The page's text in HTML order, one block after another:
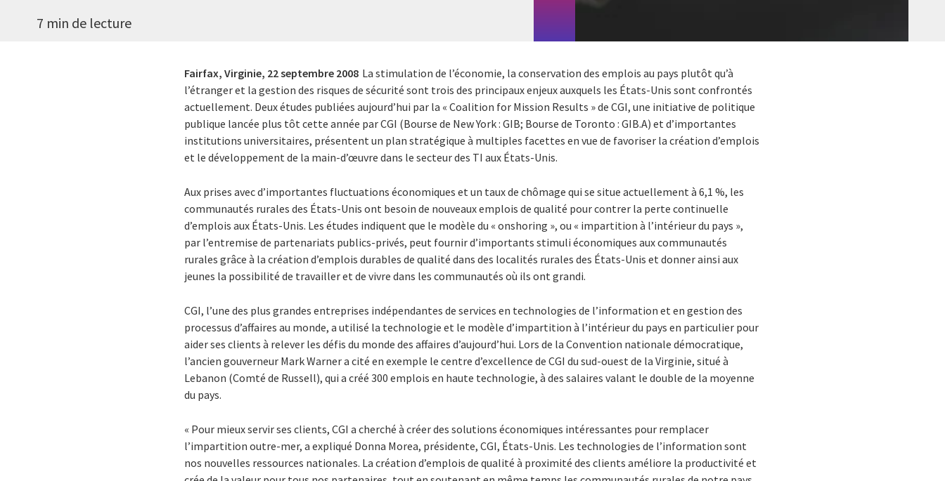
7 min de lecture
Fairfax, Virginie, 22 septembre 2008 La stimulation de l’économie, la conservation des emplois au pays plutôt qu’à
l’étranger et la gestion des risques de sécurité sont trois des principaux enjeux auxquels les États-Unis sont confrontés
actuellement. Deux études publiées aujourd’hui par la « Coalition for Mission Results » de CGI, une initiative de politique
publique lancée plus tôt cette année par CGI (Bourse de New York : GIB; Bourse de Toronto : GIB.A) et d’importantes
institutions universitaires, présentent un plan stratégique à multiples facettes en vue de favoriser la création d’emplois
et le développement de la main-d’œuvre dans le secteur des TI aux États-Unis.
Aux prises avec d’importantes fluctuations économiques et un taux de chômage qui se situe actuellement à 6,1 %, les
communautés rurales des États-Unis ont besoin de nouveaux emplois de qualité pour contrer la perte continuelle
d’emplois aux États-Unis. Les études indiquent que le modèle du « onshoring », ou « impartition à l’intérieur du pays »,
par l’entremise de partenariats publics-privés, peut fournir d’importants stimuli économiques aux communautés
rurales grâce à la création d’emplois durables de qualité dans des localités rurales des États-Unis et donner ainsi aux
jeunes la possibilité de travailler et de vivre dans les communautés où ils ont grandi.
CGI, l’une des plus grandes entreprises indépendantes de services en technologies de l’information et en gestion des
processus d’affaires au monde, a utilisé la technologie et le modèle d’impartition à l’intérieur du pays en particulier pour
aider ses clients à relever les défis du monde des affaires d’aujourd’hui. Lors de la Convention nationale démocratique,
l’ancien gouverneur Mark Warner a cité en exemple le centre d’excellence de CGI du sud-ouest de la Virginie, situé à
Lebanon (Comté de Russell), qui a créé 300 emplois en haute technologie, à des salaires valant le double de la moyenne
du pays.
« Pour mieux servir ses clients, CGI a cherché à créer des solutions économiques intéressantes pour remplacer
l’impartition outre-mer, a expliqué Donna Morea, présidente, CGI, États-Unis. Les technologies de l’information sont
nos nouvelles ressources nationales. La création d’emplois de qualité à proximité des clients améliore la productivité et